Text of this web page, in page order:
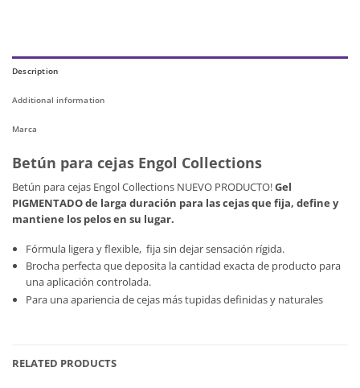
Description
Additional information
Marca
Betún para cejas Engol Collections
Betún para cejas Engol Collections NUEVO PRODUCTO!Gel
PIGMENTADO de larga duración para las cejas que fija, define y
mantiene los pelos en su lugar.
Fórmula ligera y flexible, fija sin dejar sensación rígida.
Brocha perfecta que deposita la cantidad exacta de producto para
una aplicación controlada.
Para una apariencia de cejas más tupidas definidas y naturales
RELATED PRODUCTS